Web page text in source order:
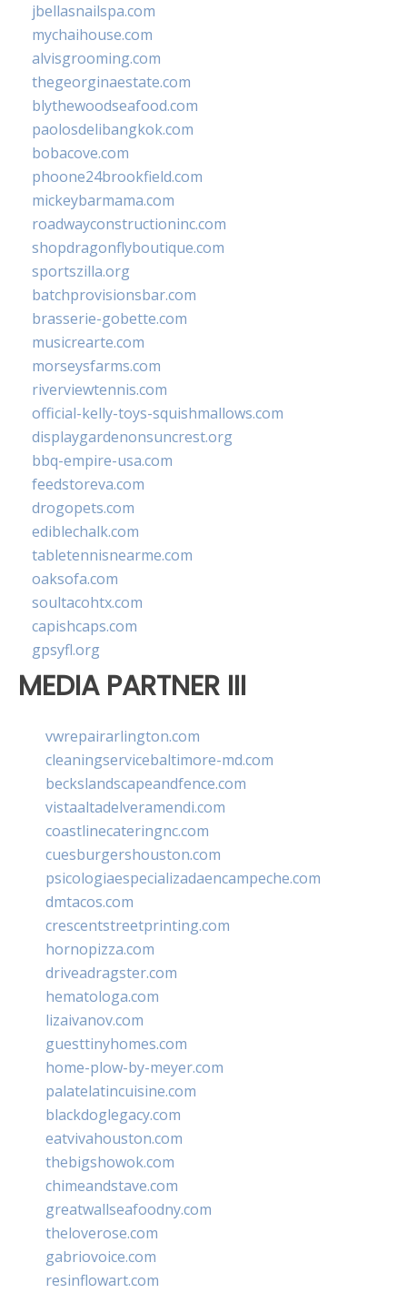
jbellasnailspa.com
mychaihouse.com
alvisgrooming.com
thegeorginaestate.com
blythewoodseafood.com
paolosdelibangkok.com
bobacove.com
phoone24brookfield.com
mickeybarmama.com
roadwayconstructioninc.com
shopdragonflyboutique.com
sportszilla.org
batchprovisionsbar.com
brasserie-gobette.com
musicrearte.com
morseysfarms.com
riverviewtennis.com
official-kelly-toys-squishmallows.com
displaygardenonsuncrest.org
bbq-empire-usa.com
feedstoreva.com
drogopets.com
ediblechalk.com
tabletennisnearme.com
oaksofa.com
soultacohtx.com
capishcaps.com
gpsyfl.org
MEDIA PARTNER III
vwrepairarlington.com
cleaningservicebaltimore-md.com
beckslandscapeandfence.com
vistaaltadelveramendi.com
coastlinecateringnc.com
cuesburgershouston.com
psicologiaespecializadaencampeche.com
dmtacos.com
crescentstreetprinting.com
hornopizza.com
driveadragster.com
hematologa.com
lizaivanov.com
guesttinyhomes.com
home-plow-by-meyer.com
palatelatincuisine.com
blackdoglegacy.com
eatvivahouston.com
thebigshowok.com
chimeandstave.com
greatwallseafoodny.com
theloverose.com
gabriovoice.com
resinflowart.com